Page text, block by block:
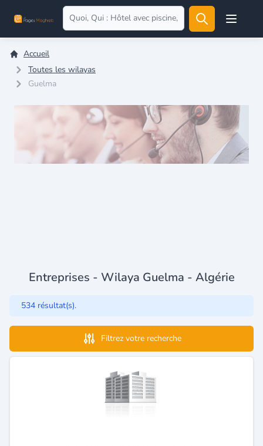
Open
Accueil
Toutes les wilayas
Guelma
Entreprises - Wilaya Guelma - Algérie
534 résultat(s).
Filtrez votre recherche